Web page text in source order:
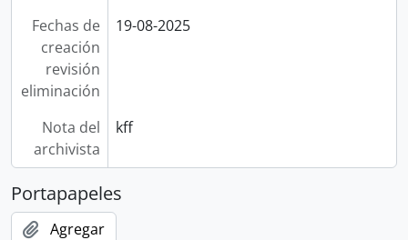
Fechas de
creación
revisión
eliminación
19-08-2025
Nota del
archivista
kff
Portapapeles
Agregar